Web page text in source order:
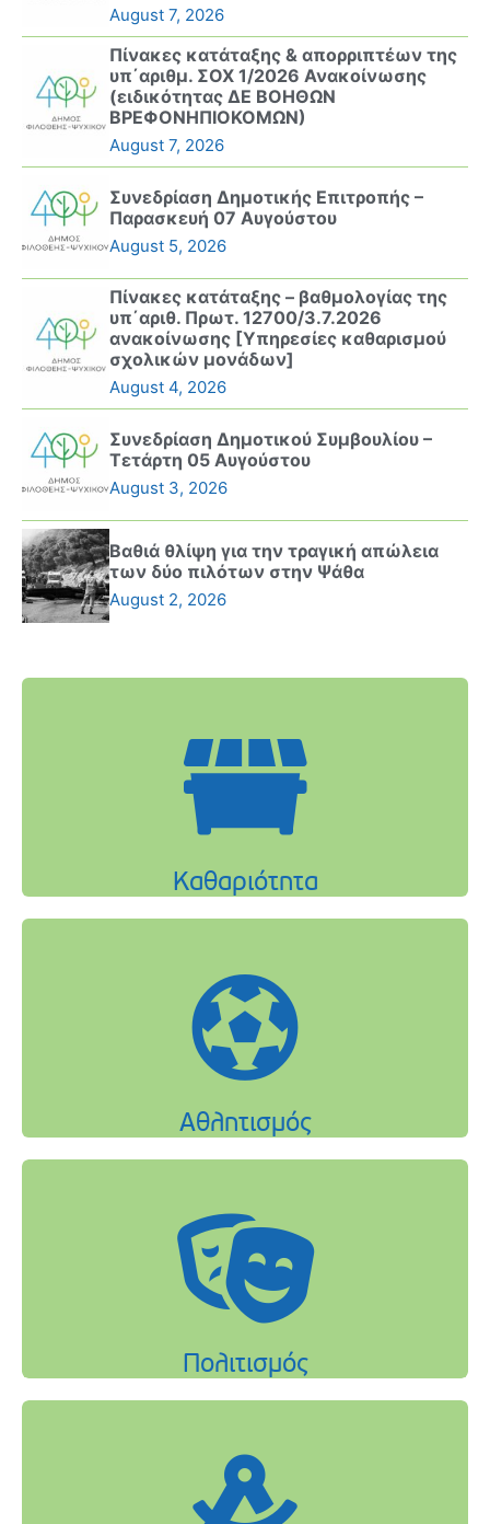
August 7, 2026
Πίνακες κατάταξης & απορριπτέων της
υπ΄αριθμ. ΣΟΧ 1/2026 Ανακοίνωσης
(ειδικότητας ΔΕ ΒΟΗΘΩΝ
ΒΡΕΦΟΝΗΠΙΟΚΟΜΩΝ)
August 7, 2026
Συνεδρίαση Δημοτικής Επιτροπής –
Παρασκευή 07 Αυγούστου
August 5, 2026
Πίνακες κατάταξης – βαθμολογίας της
υπ΄αριθ. Πρωτ. 12700/3.7.2026
ανακοίνωσης [Υπηρεσίες καθαρισμού
σχολικών μονάδων]
August 4, 2026
Συνεδρίαση Δημοτικού Συμβουλίου –
Τετάρτη 05 Αυγούστου
August 3, 2026
Βαθιά θλίψη για την τραγική απώλεια
των δύο πιλότων στην Ψάθα
August 2, 2026